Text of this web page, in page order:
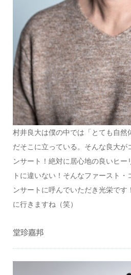
村井良大は僕の中では「とても自然
だそこに立っている。そんな良大が
ンサート！絶対に居心地の良いヒ
トに違いない！そんなファースト・
ンサートに呼んでいただき光栄で
に行きますね（笑）
堂珍嘉邦